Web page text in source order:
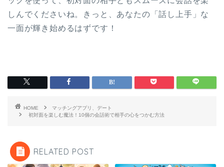
しんでくださいね。きっと、あなたの「話し上手」な
一面が輝き始めるはずです！
HOME
マッチングアプリ、デート
初対面を楽しむ魔法！10個の会話術で相手の心をつかむ方法
RELATED POST